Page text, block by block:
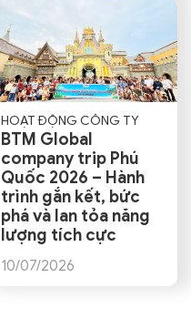
HOẠT ĐỘNG CÔNG TY
BTM Global
company trip Phú
Quốc 2026 – Hành
trình gắn kết, bức
phá và lan tỏa năng
lượng tích cực
10/07/2026